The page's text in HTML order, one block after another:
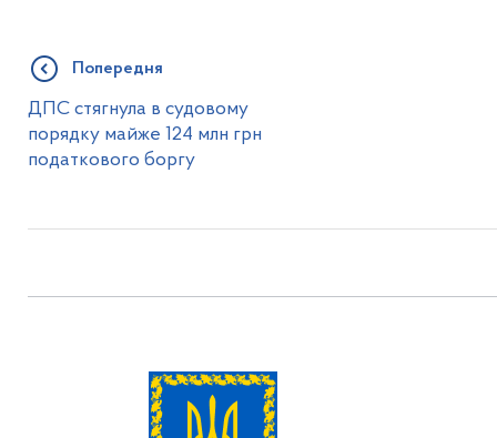
Попередня
ДПС стягнула в судовому
порядку майже 124 млн грн
податкового боргу